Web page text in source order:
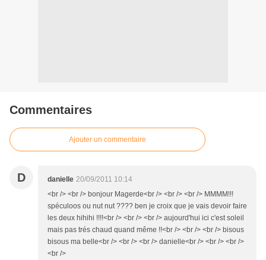
Commentaires
Ajouter un commentaire
D danielle 20/09/2011 10:14
<br /> <br /> bonjour Magerde<br /> <br /> <br /> MMMM!!!
spéculoos ou nut nut ???? ben je croix que je vais devoir faire
les deux hihihi !!!!<br /> <br /> <br /> aujourd'hui ici c'est soleil
mais pas trés chaud quand même !!<br /> <br /> <br /> bisous
bisous ma belle<br /> <br /> <br /> danielle<br /> <br /> <br />
<br />